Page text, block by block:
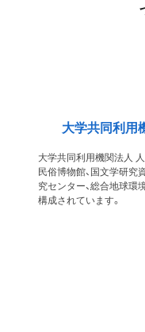
大学共同利用
大学共同利用機関法人
民俗博物館、国文学研究
究センター、総合地球環
構成されています。